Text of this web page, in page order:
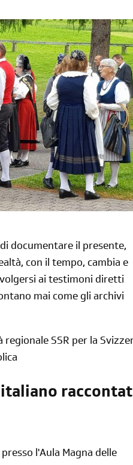
login
documentare il presente,
con il tempo, cambia e
ai testimoni diretti
mai come gli archivi
SSR per la
presso l'Aula Magna delle